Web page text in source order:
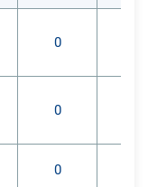
0
0
0